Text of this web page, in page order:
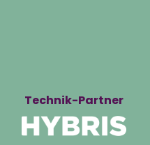
Technik-Partner